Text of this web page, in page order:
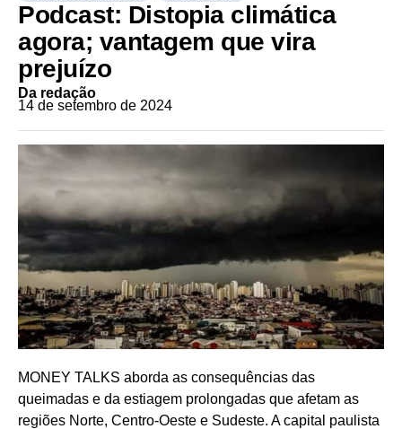
Podcast: Distopia climática
agora; vantagem que vira
prejuízo
Da redação
14 de setembro de 2024
MONEY TALKS aborda as consequências das
queimadas e da estiagem prolongadas que afetam as
regiões Norte, Centro-Oeste e Sudeste. A capital paulista